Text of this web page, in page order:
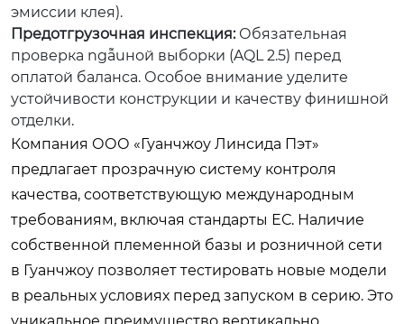
эмиссии клея).
Предотгрузочная инспекция:Обязательная
проверка ngẫuной выборки (AQL 2.5) перед
оплатой баланса. Особое внимание уделите
устойчивости конструкции и качеству финишной
отделки.
Компания ООО «Гуанчжоу Линсида Пэт»
предлагает прозрачную систему контроля
качества, соответствующую международным
требованиям, включая стандарты ЕС. Наличие
собственной племенной базы и розничной сети
в Гуанчжоу позволяет тестировать новые модели
в реальных условиях перед запуском в серию. Это
уникальное преимущество вертикально